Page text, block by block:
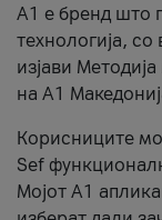
А1 е бренд што
технологија,
изјави
на А1
Корисниците
Sef
Мојот А1